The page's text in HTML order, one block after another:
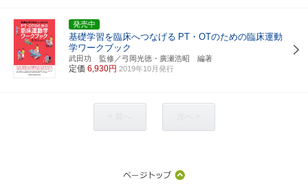
発売中
基礎学習を臨床へつなげる PT・OTのための臨床運動
学ワークブック
武田功 監修／弓岡光徳・廣瀬浩昭 編著
定価 6,930円 2019年10月発行